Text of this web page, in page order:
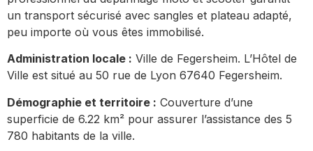
un transport sécurisé avec sangles et plateau adapté,
peu importe où vous êtes immobilisé.
Administration locale : Ville de Fegersheim. L’Hôtel de
Ville est situé au 50 rue de Lyon 67640 Fegersheim.
Démographie et territoire : Couverture d’une
superficie de 6.22 km² pour assurer l’assistance des 5
780 habitants de la ville.